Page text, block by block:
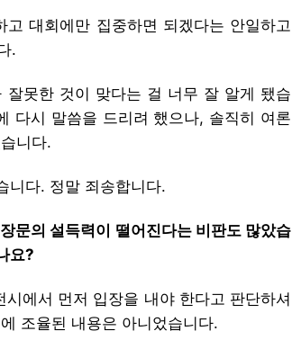
대회에만 집중하면 되겠다는 안일하고
.
못한 것이 맞다는 걸 너무 잘 알게 됐습
다시 말씀을 드리려 했으나, 솔직히 여론
니다.
니다. 정말 죄송합니다.
문의 설득력이 떨어진다는 비판도 많았습
요?
에서 먼저 입장을 내야 한다고 판단하셔
조율된 내용은 아니었습니다.